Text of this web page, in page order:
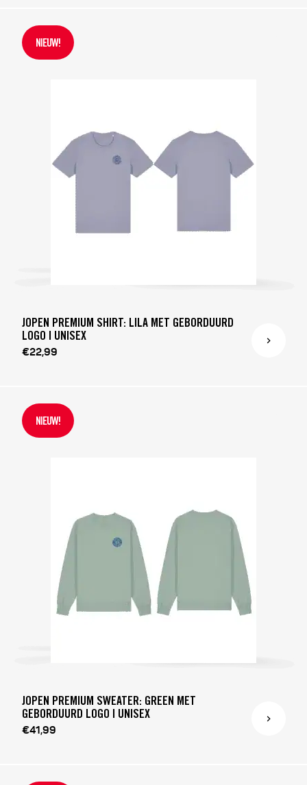
NIEUW!
JOPEN PREMIUM SHIRT: LILA MET GEBORDUURD
LOGO | UNISEX
€22,99
NIEUW!
JOPEN PREMIUM SWEATER: GREEN MET
GEBORDUURD LOGO | UNISEX
€41,99